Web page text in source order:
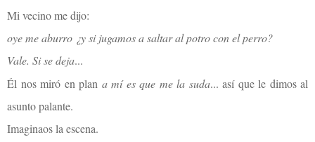
Mi vecino me dijo:
oye me aburro ¿y si jugamos a saltar al potro con el perro?
Vale. Si se deja...
Él nos miró en plan a mí es que me la suda... así que le dimos al
asunto palante.
Imaginaos la escena.